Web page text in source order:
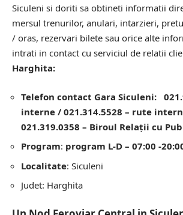
Siculeni si doriti sa obtineti informatii
mersul trenurilor, anulari, intarzieri,
/ oras, rezervari bilete sau orice alte
intrati in contact cu serviciul de relatii
Harghita:
Telefon contact Gara Siculeni:
interne / 021.314.5528 – rute
021.319.0358 – Biroul Relaţii cu
Program: program L-D – 07:00 -
Localitate: Siculeni
Judet: Harghita